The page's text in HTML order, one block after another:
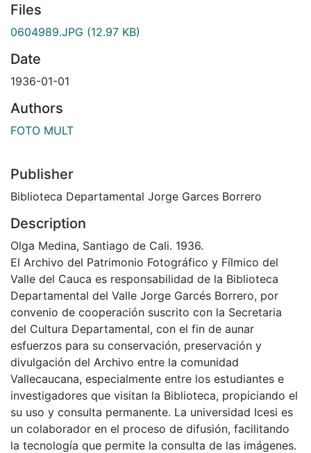
Files
0604989.JPG (12.97 KB)
Date
1936-01-01
Authors
FOTO MULT
Publisher
Biblioteca Departamental Jorge Garces Borrero
Description
Olga Medina, Santiago de Cali. 1936.
El Archivo del Patrimonio Fotográfico y Fílmico del
Valle del Cauca es responsabilidad de la Biblioteca
Departamental del Valle Jorge Garcés Borrero, por
convenio de cooperación suscrito con la Secretaria
del Cultura Departamental, con el fin de aunar
esfuerzos para su conservación, preservación y
divulgación del Archivo entre la comunidad
Vallecaucana, especialmente entre los estudiantes e
investigadores que visitan la Biblioteca, propiciando el
su uso y consulta permanente. La universidad Icesi es
un colaborador en el proceso de difusión, facilitando
la tecnología que permite la consulta de las imágenes.